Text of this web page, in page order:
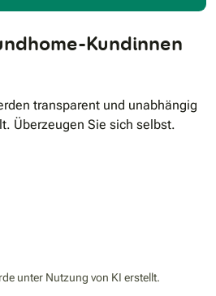
Kundinnen
transparent und unabhängig
Überzeugen Sie sich selbst.
unter Nutzung von KI erstellt.